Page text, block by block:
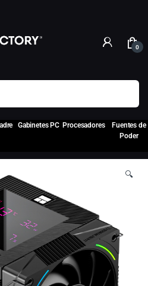
0
Gabinetes PC Procesadores
Fuentes de
Poder
🔍